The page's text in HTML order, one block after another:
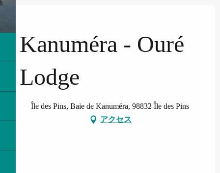
Kanuméra - Ouré
Lodge
Île des Pins, Baie de Kanuméra, 98832 Île des Pins
アクセス